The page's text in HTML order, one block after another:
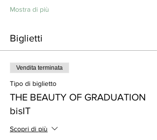
Mostra di più
Biglietti
Vendita terminata
Tipo di biglietto
THE BEAUTY OF GRADUATION
bisIT
Scopri di più